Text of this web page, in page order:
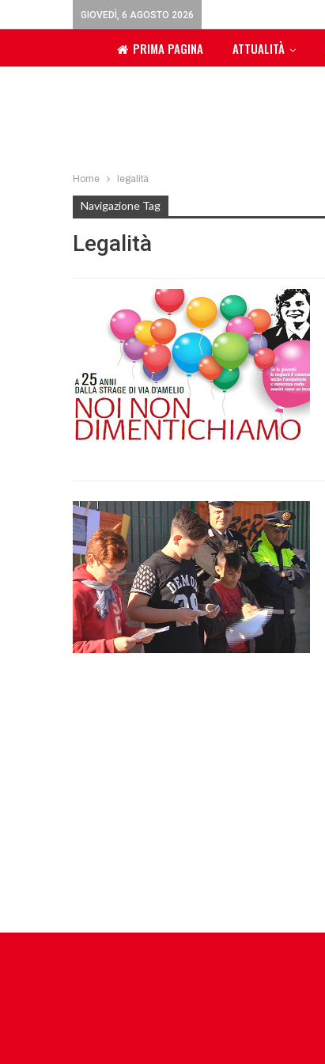
GIOVEDÌ, 6 AGOSTO 2026
PRIMA PAGINA ATTUALITÀ
Home legalità
Navigazione Tag
Legalità